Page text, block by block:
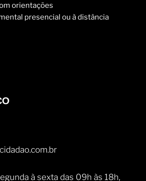
orientações
presencial ou à distância
à sexta das 09h às 18h,